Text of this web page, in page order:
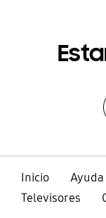
Inicio
Televisores